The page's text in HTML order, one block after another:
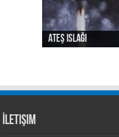
Ateş Islağı
Ses ve Yaz
Şehrin Eylül Tarafı
Sılası Türkçe
Yalnızlık Risalesi
İletişim